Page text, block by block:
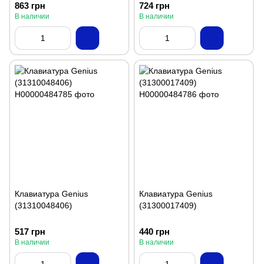
863 грн
В наличии
724 грн
В наличии
Клавиатура Genius
(31310048406)
517 грн
В наличии
Клавиатура Genius
(31300017409)
440 грн
В наличии